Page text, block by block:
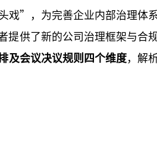
戏”，为完善企业内部治理体
供了新的公司治理框架与合规
及会议决议规则四个维度，解